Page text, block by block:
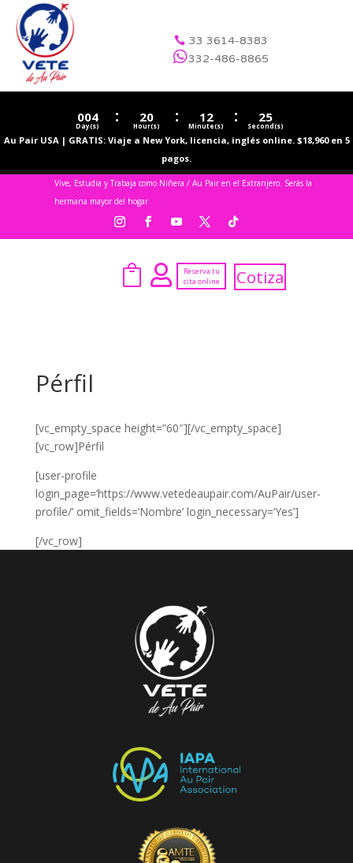
 33 3614-8383
332-486-8865

004
Day(s) : 20
Hour(s) : 12
Minute(s) : 25
Second(s)
Au Pair USA | GRATIS: Viaje a New York, licencia, inglés online. $18,960 en 5
pagos.
Vive, Estudia y Trabaja como Niñera / Au Pair en el Extranjero. Serás la
hermana mayor del hogar
 
Reserva tu
cita online
Cotiza
Pérfil
[vc_empty_space height=”60″][/vc_empty_space]
[vc_row]Pérfil
[user-profile
login_page=’https://www.vetedeaupair.com/AuPair/user-
profile/’ omit_fields=’Nombre’ login_necessary=’Yes’]
[/vc_row]